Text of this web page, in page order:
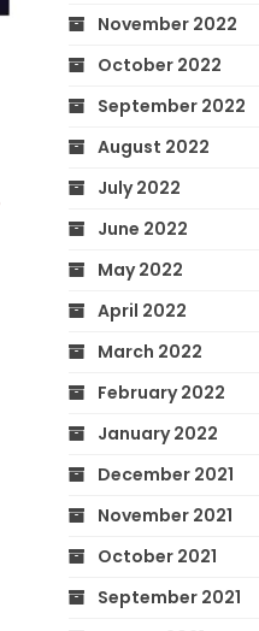
November 2022
October 2022
September 2022
August 2022
July 2022
June 2022
May 2022
April 2022
March 2022
February 2022
January 2022
December 2021
November 2021
October 2021
September 2021